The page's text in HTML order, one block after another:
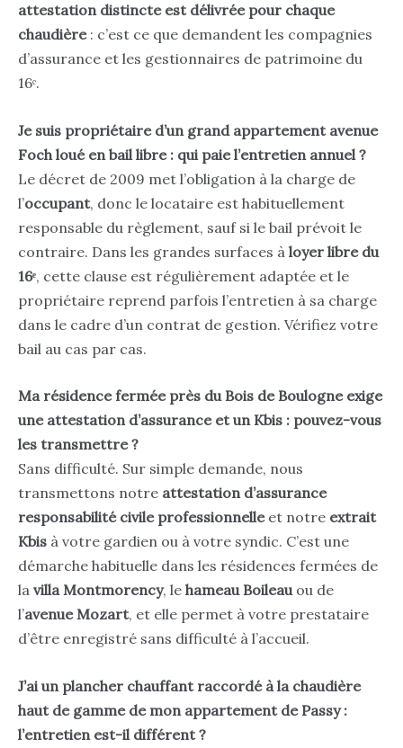
attestation distincte est délivrée pour chaque
chaudière: c’est ce que demandent les compagnies
d’assurance et les gestionnaires de patrimoine du
16ᵉ.
Je suis propriétaire d’un grand appartement avenue
Foch loué en bail libre : qui paie l’entretien annuel ?
Le décret de 2009 met l’obligation à la charge de
l’occupant, donc le locataire est habituellement
responsable du règlement, sauf si le bail prévoit le
contraire. Dans les grandes surfaces à loyer libre du
16ᵉ, cette clause est régulièrement adaptée et le
propriétaire reprend parfois l’entretien à sa charge
dans le cadre d’un contrat de gestion. Vérifiez votre
bail au cas par cas.
Ma résidence fermée près du Bois de Boulogne exige
une attestation d’assurance et un Kbis : pouvez-vous
les transmettre ?
Sans difficulté. Sur simple demande, nous
transmettons notre attestation d’assurance
responsabilité civile professionnelleet notre extrait
Kbis à votre gardien ou à votre syndic. C’est une
démarche habituelle dans les résidences fermées de
la villa Montmorency, le hameau Boileauou de
l’avenue Mozart, et elle permet à votre prestataire
d’être enregistré sans difficulté à l’accueil.
J’ai un plancher chauffant raccordé à la chaudière
haut de gamme de mon appartement de Passy :
l’entretien est-il différent ?